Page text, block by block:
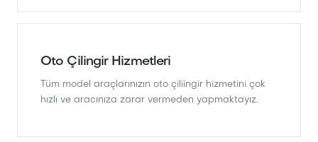
Oto Çilingir Hizmetleri
Tüm model araçlarınızın oto çiliingir hizmetini çok
hızlı ve aracınıza zarar vermeden yapmaktayız.